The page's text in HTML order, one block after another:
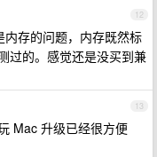
12
存的问题，内存既然标
过的。感觉还是没买到兼
13
Mac 升级已经很方便